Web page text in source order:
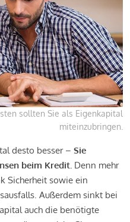
sollten Sie als Eigenkapital
miteinzubringen.
desto besser – Sie
beim Kredit. Denn mehr
Sicherheit sowie ein
Außerdem sinkt bei
auch die benötigte